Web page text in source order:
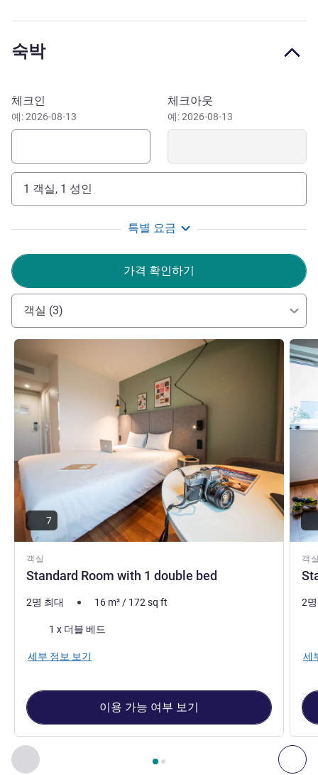
the A86, Nogent-sur-Marne exit, exit the tunnel, direct
E stop or via metro line1 Château de Vincennes stop + Bus
signs for Pavillon Baltard, Port de Plaissance.
Pavillon Baltard, Parc Floral and Bois de Vincennes.
Dear guests, at our hotel, simplicity and comfort are
combined with hospitality centered around your needs.
Every day we strive to make you feel at home. Babacar
Thioune - General Manager
숙박
이 호텔 예약하기
체크인
예: 2026-08-13
체크아웃
예: 2026-08-13
1 객실, 1 성인
특별 요금
가격 확인하기
객실 (3)
이전 - 객실 다
2/ 페이지 , 객실 1 : Standard Room with 1 double bed , 객
객실
Standard Room with 1 double bed
세부 정보 보기
7
2명 최대 16 m²/ 172sq ft
1 x 더블 베드
세부 정보 보기
이용 가능 여부 보기
객
세부
2
세